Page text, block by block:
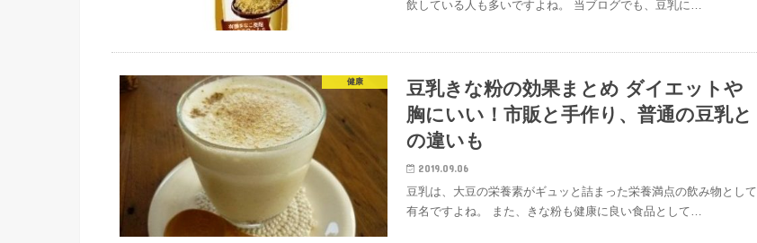
飲している人も多いですよね。 当ブログでも、豆乳に…
健康
豆乳きな粉の効果まとめ ダイエットや
胸にいい！市販と手作り、普通の豆乳と
の違いも
2019.09.06
豆乳は、大豆の栄養素がギュッと詰まった栄養満点の飲み物として
有名ですよね。 また、きな粉も健康に良い食品として…